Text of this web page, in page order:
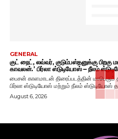
GENERAL
குட் நைட், லவ்வர், குடும்பஸ்தனுக்கு
காவலன்.’ பிர்லா ஸ்டுடியோஸ் – நீலம்
பைசன் காளமாடன் திரைப்படத்தின் மாபெரும்
பிர்லா ஸ்டுடியோஸ் மற்றும் நீலம் ஸ்டுடியோஸ்
August 6, 2026